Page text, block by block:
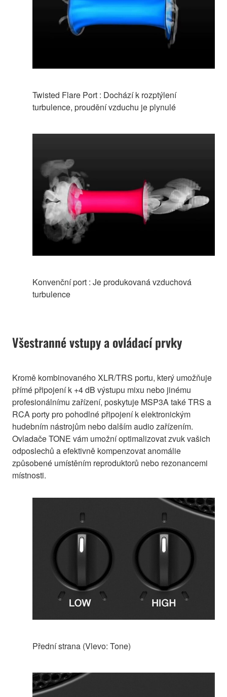
Twisted Flare Port : Dochází k rozptýlení
turbulence, proudění vzduchu je plynulé
Konvenční port : Je produkovaná vzduchová
turbulence
Všestranné vstupy a ovládací prvky
Kromě kombinovaného XLR/TRS portu, který umožňuje
přímé připojení k +4 dB výstupu mixu nebo jinému
profesionálnímu zařízení, poskytuje MSP3A také TRS a
RCA porty pro pohodlné připojení k elektronickým
hudebním nástrojům nebo dalším audio zařízením.
Ovladače TONE vám umožní optimalizovat zvuk vašich
odposlechů a efektivně kompenzovat anomálie
způsobené umístěním reproduktorů nebo rezonancemi
místnosti.
Přední strana (Vlevo: Tone)